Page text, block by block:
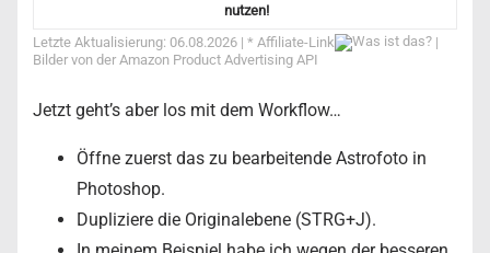
nutzen!
Letzte Aktualisierung: 06.08.2026 | * Affiliate-Link
|
Bilder von der Amazon Product Advertising API
Jetzt geht’s aber los mit dem Workflow…
Öffne zuerst das zu bearbeitende Astrofoto in
Photoshop.
Dupliziere die Originalebene (STRG+J).